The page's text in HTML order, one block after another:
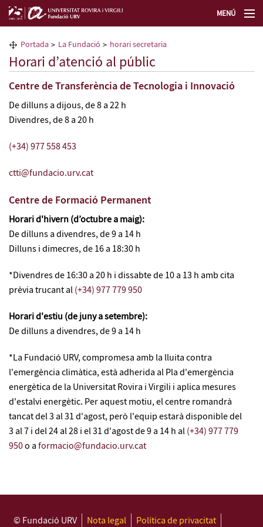
MENÚ
La Fundació URV
Formació permanent
Transferència de tecnologia
Portada La Fundació horari secretaria
Horari d’atenció al públic
Centre de Transferència de Tecnologia i Innovació
De dilluns a dijous, de 8 a 22 h
Divendres, de 8 a 20 h
(+34) 977 558 453
ctti@fundacio.urv.cat
Centre de Formació Permanent
Horari d'hivern (d’octubre a maig):
De dilluns a divendres, de 9 a 14 h
Dilluns i dimecres, de 16 a 18:30 h
*Divendres de 16:30 a 20 h i dissabte de 10 a 13 h amb cita
prèvia trucant al(+34) 977 779 950
Horari d'estiu (de juny a setembre):
De dilluns a divendres, de 9 a 14 h
*La Fundació URV, compromesa amb la lluita contra
l'emergència climàtica, està adherida al Pla d'emergència
energètica de la Universitat Rovira i Virgili i aplica mesures
d'estalvi energètic. Per aquest motiu, el centre romandrà
tancat del 3 al 31 d'agost, però l'equip estarà disponible del
3 al 7 i del 24 al 28 i el 31 d'agost de 9 a 14 h al(+34) 977 779
950o aformacio@fundacio.urv.cat
© Fundació URV Nota legal Política de privacitat